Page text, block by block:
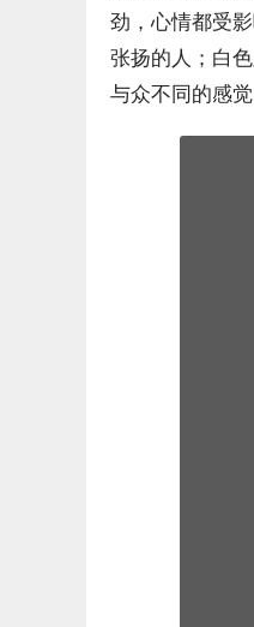
劲，心情都受
张扬的人；白
与众不同的感